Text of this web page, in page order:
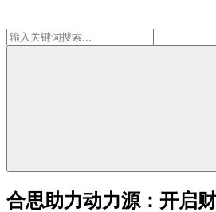
合思助力动力源：开启